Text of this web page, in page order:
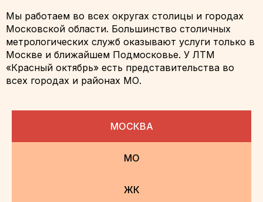
Мы работаем во всех округах столицы и городах
Московской области. Большинство столичных
метрологических служб оказывают услуги только в
Москве и ближайшем Подмосковье. У ЛТМ
«Красный октябрь» есть представительства во
всех городах и районах МО.
МОСКВА
МО
ЖК